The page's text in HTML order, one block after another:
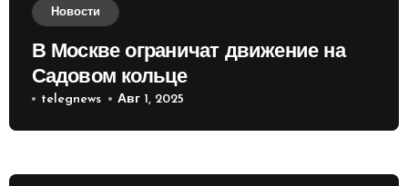
Новости
В Москве ограничат движение на
Садовом кольце
telegnews Авг 1, 2025